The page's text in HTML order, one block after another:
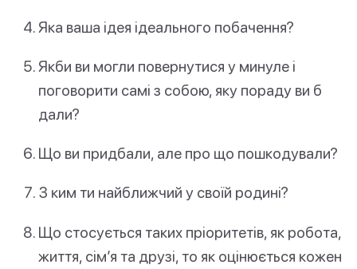
Яка ваша ідея ідеального побачення?
Якби ви могли повернутися у минуле і
поговорити самі з собою, яку пораду ви б
дали?
Що ви придбали, але про що пошкодували?
З ким ти найближчий у своїй родині?
Що стосується таких пріоритетів, як робота,
життя, сім’я та друзі, то як оцінюється кожен